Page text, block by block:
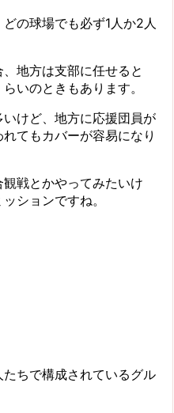
の球場でも必ず1人か2人
地方は支部に任せると
いのときもあります。
けど、地方に応援団員が
てもカバーが容易になり
戦とかやってみたいけ
ションですね。
ちで構成されているグル